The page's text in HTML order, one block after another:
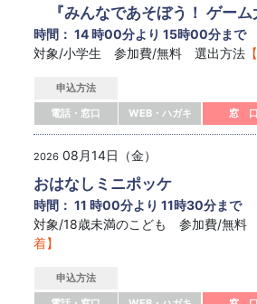
『みんなであそぼう！ ゲーム
時間： 14 時00分より 15時00分まで
対象/小学生 参加費/無料 選出方法
申込方法
電話・窓口
WEB・ハガキ 窓 口
2026 08月14日（金）
おはなしミニポッケ
時間： 11 時00分より 11時30分まで
対象/18歳未満のこども 参加費/無料
着】
申込方法